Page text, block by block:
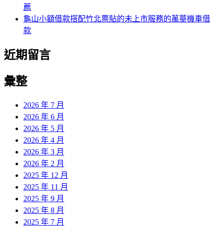
薦
龜山小額借款搭配竹北票貼的未上市服務的萬華機車借
款
近期留言
彙整
2026 年 7 月
2026 年 6 月
2026 年 5 月
2026 年 4 月
2026 年 3 月
2026 年 2 月
2025 年 12 月
2025 年 11 月
2025 年 9 月
2025 年 8 月
2025 年 7 月